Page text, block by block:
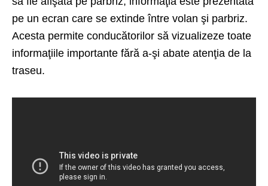
pe un ecran care se extinde între volan şi parbriz.
Acesta permite conducătorilor să vizualizeze toate
informaţiile importante fără a-şi abate atenţia de la
traseu.